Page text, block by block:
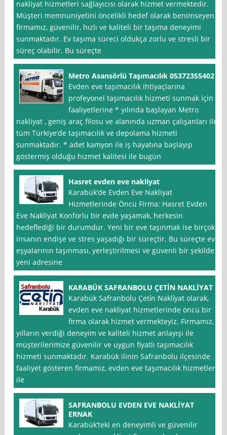
nakliyat hizmetleri sağlayıcısı olarak hizmet vermektedir.
Müşteri memnuniyetini öncelikli hedef olarak benimseyen
firmamız, güvenilir, hızlı ve kaliteli bir taşıma deneyimi
sunmaktadır. Ev taşıma süreci oldukça zorlu ve stresli bir
süreç olabilir. Bu süreçte
Metro Asansörlü Taşımacılık 05372355402
Evden eve taşımacılık ihtiyaçlarına
profeyonel taşımacılık hizmeti sunmak için
faaliyetlerine * yılında başlayan Metro
nakliyat , geniş araç filosu ve alanında uzman çalışanları ile
tüm Türkiye’de taşımacılık ve depolama hizmeti
sunmaktadır. * adet kamyon ile iş hayatına başlayıp
göstermiş olduğu hizmet kalitesi ile bugün
Hasret evden eve nakliyat
Karabük’de Evden Eve Nakliyat
Hizmetlerinde Öncü Firma: Hasret Evden
Eve Nakliyat Konforlu bir evde yaşamak, herkesin
hedeflediği bir durumdur. Yeni bir eve taşınmak ise birçok
insanın endişe ve stres yaşadığı bir süreçtir. Bu süreçte ev
eşyalarının taşınması, yerleştirilmesi ve güvenli bir şekilde
yeni adresine
KARABÜK SAFRANBOLU ÇETİN NAKLİYAT
Karabük Safranbolu Çeti̇n Nakli̇yat olarak,
evden eve nakliyat hizmetlerinde öncü bir
firma olarak hizmet vermekteyiz. Firmamız,
yılların verdiği deneyim ve kaliteli hizmet anlayışı ile
müşterilerimize güvenilir ve uygun fiyatlı taşımacılık
hizmeti sunmaktadır. Karabük ilinin Safranbolu ilçesinde
faaliyet gösteren firmamız, evden eve taşımacılık hizmetleri
ile
SAFRANBOLU EVDEN EVE NAKLİYAT
ERNAK
Karabük’teki en deneyimli ve güvenilir